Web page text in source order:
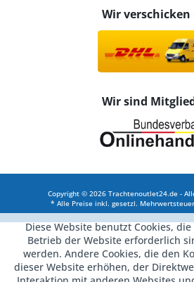
Wir
Wir sind
Copyright © 2026 Trachtenoutlet24.de -
* Alle Preise inkl. gesetzl.
Diese Website benutzt Cookies,
Betrieb der Website erforderlich
werden. Andere Cookies, die den
dieser Website erhöhen, der